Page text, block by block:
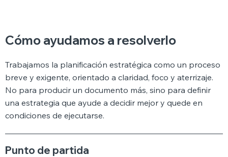
Punto de partida
Cómo ayudamos a resolverlo
Trabajamos la planificación estratégica como un proceso
breve y exigente, orientado a claridad, foco y aterrizaje.
No para producir un documento más, sino para definir
una estrategia que ayude a decidir mejor y quede en
condiciones de ejecutarse.